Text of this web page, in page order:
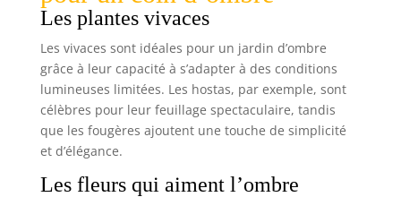
Les plantes vivaces
Les vivaces sont idéales pour un jardin d’ombre
grâce à leur capacité à s’adapter à des conditions
lumineuses limitées. Les hostas, par exemple, sont
célèbres pour leur feuillage spectaculaire, tandis
que les fougères ajoutent une touche de simplicité
et d’élégance.
Les fleurs qui aiment l’ombre